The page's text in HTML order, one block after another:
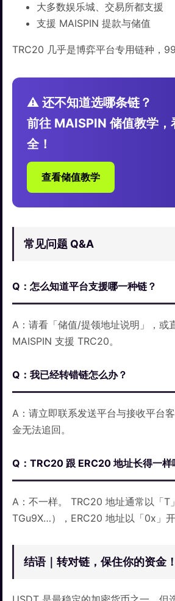
大多数娱乐城、交易所都支援
支援 MAISPIN 提款与储值
TRC20 几乎是博弈平台专用链种，
⚠️ 还不知道选哪条链？
前往 MAISPIN 储值教学，
全！
查看储值教学
常见问题 Q&A
Q：怎么知道平台支援哪一种链？
A：请看「储值/提领地址说明」，或
MAISPIN 支援 TRC20。
Q：我已经转错链怎么办？
A：请立即联系发送平台与接收平台
金无法追回。
Q：TRC20 跟 ERC20 地址长得一样
A：不一样。 TRC20 地址通常以「T
TGu9X…），ERC20 地址以「0x」开
结语｜转对链，保住你的资金！